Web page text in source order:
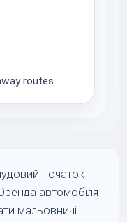
routes
початок
автомобіля
мальовничі